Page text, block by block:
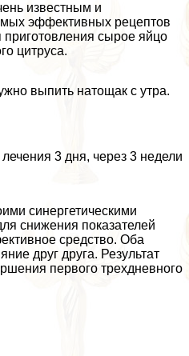
известным и
эффективных рецептов
сырое яйцо
цитруса.
выпить натощак с утра.
3 дня, через 3 недели
синергетическими
снижения показателей
средство. Оба
друг друга. Результат
первого трехдневного